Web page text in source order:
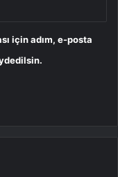
için adım, e-posta